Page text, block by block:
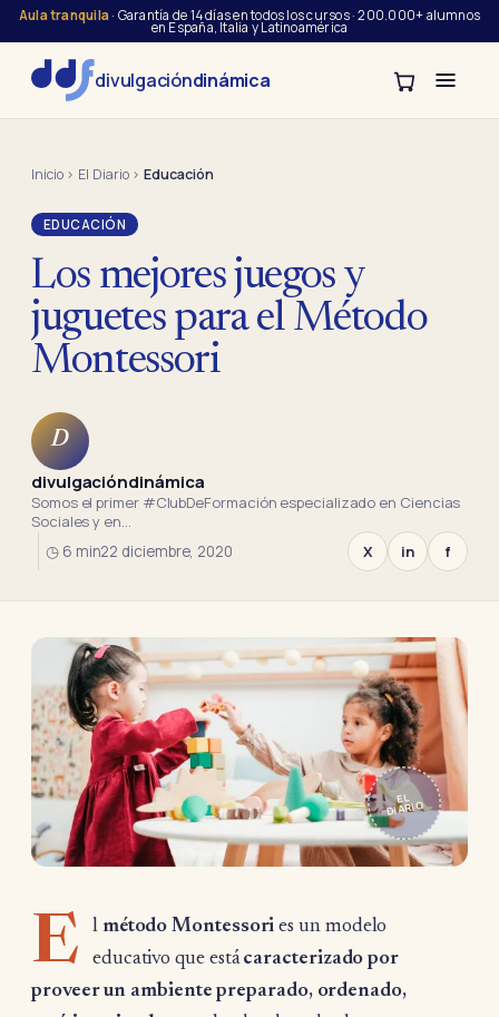
Aula tranquila· Garantía de 14 días en todos los cursos · 200.000+ alumnos
en España, Italia y Latinoamérica
divulgacióndinámica
Inicio› El Diario›Educación
EDUCACIÓN
Los mejores juegos y
juguetes para el Método
Montessori
D
divulgacióndinámica
Somos el primer #ClubDeFormación especializado en Ciencias
Sociales y en…
◷ 6 min22 diciembre, 2020 X in f
EL
DIARIO
E lmétodo Montessori es un modelo
educativo que estácaracterizado por
proveer un ambiente preparado, ordenado,